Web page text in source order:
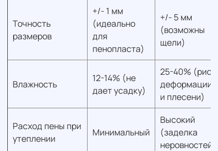
Точность
размеров
+/- 1 мм
(идеально
для
пенопласта)
+/- 5 мм
(возможны
щели)
Влажность
12-14% (не
дает усадку)
25-40% (риск
деформации
и плесени)
Расход пены при
утеплении
Минимальный
Высокий
(заделка
неровностей)